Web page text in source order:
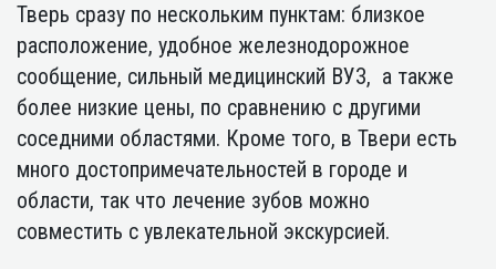
Тверь сразу по нескольким пунктам: близкое
расположение, удобное железнодорожное
сообщение, сильный медицинский ВУЗ, а также
более низкие цены, по сравнению с другими
соседними областями. Кроме того, в Твери есть
много достопримечательностей в городе и
области, так что лечение зубов можно
совместить с увлекательной экскурсией.